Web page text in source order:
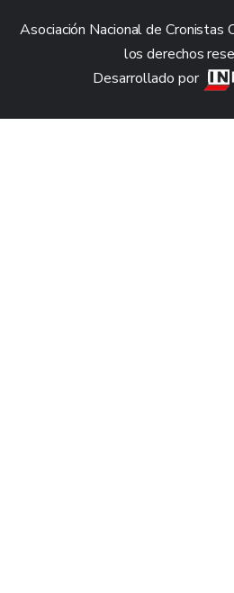
Asociación Nacional de
los derechos
Desarrollado por